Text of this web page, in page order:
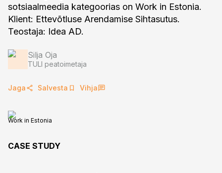
sotsiaalmeedia kategoorias on Work in Estonia.
Klient: Ettevõtluse Arendamise Sihtasutus.
Teostaja: Idea AD.
Silja Oja
TULI peatoimetaja
Jaga Salvesta Vihja
Work in Estonia
CASE STUDY